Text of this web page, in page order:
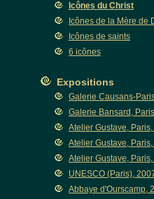
Icônes du Christ
Icônes de la Mère de
Icônes de saints
6 icônes
Expositions
Galerie Causans-
Galerie Bansard,
Atelier Gustave,
Atelier Gustave,
Atelier Gustave,
UNESCO (Paris),
Abbaye d'Ourscamp,